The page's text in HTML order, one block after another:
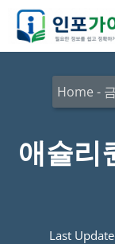
Home -
애슐리
Last